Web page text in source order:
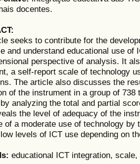
docentes.
seeks to contribute for the
and understand educational use of
perspective of analysis. It
a self-report scale of technology
The article also discusses the
of the instrument in a group of
analyzing the total and partial
the level of adequacy of the
of a moderate use of technology by
levels of ICT use depending on
educational ICT integration,